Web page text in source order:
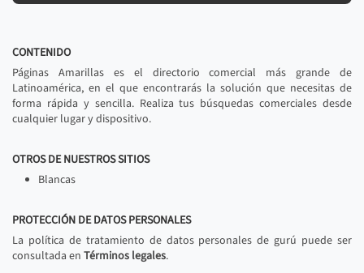
CONTENIDO
Páginas Amarillas es el directorio comercial más grande de
Latinoamérica, en el que encontrarás la solución que necesitas de
forma rápida y sencilla. Realiza tus búsquedas comerciales desde
cualquier lugar y dispositivo.
OTROS DE NUESTROS SITIOS
Blancas
PROTECCIÓN DE DATOS PERSONALES
La política de tratamiento de datos personales de gurú puede ser
consultada en Términos legales.